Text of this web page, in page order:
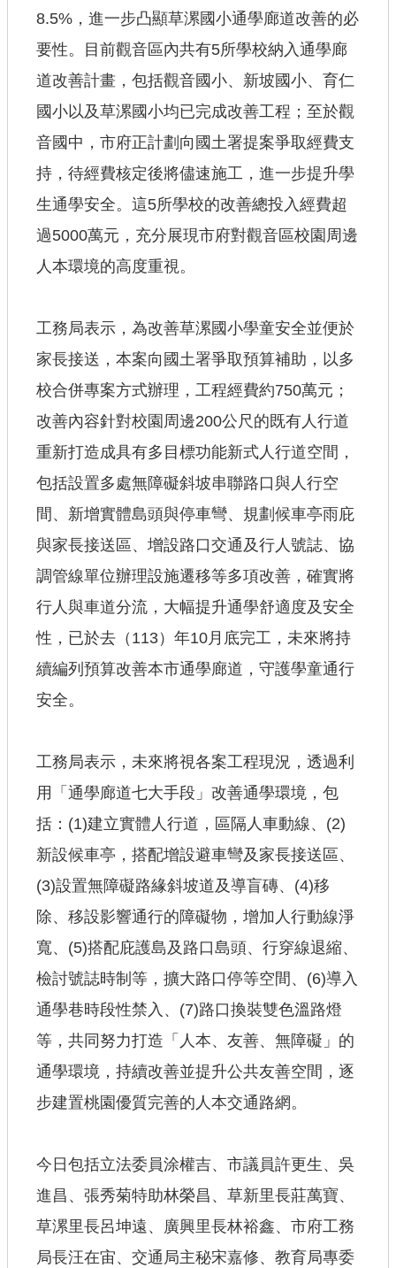
8.5%，進一步凸顯草漯國小通學廊道改善的必
要性。目前觀音區內共有5所學校納入通學廊
道改善計畫，包括觀音國小、新坡國小、育仁
國小以及草漯國小均已完成改善工程；至於觀
音國中，市府正計劃向國土署提案爭取經費支
持，待經費核定後將儘速施工，進一步提升學
生通學安全。這5所學校的改善總投入經費超
過5000萬元，充分展現市府對觀音區校園周邊
人本環境的高度重視。
工務局表示，為改善草漯國小學童安全並便於
家長接送，本案向國土署爭取預算補助，以多
校合併專案方式辦理，工程經費約750萬元；
改善內容針對校園周邊200公尺的既有人行道
重新打造成具有多目標功能新式人行道空間，
包括設置多處無障礙斜坡串聯路口與人行空
間、新增實體島頭與停車彎、規劃候車亭雨庇
與家長接送區、增設路口交通及行人號誌、協
調管線單位辦理設施遷移等多項改善，確實將
行人與車道分流，大幅提升通學舒適度及安全
性，已於去（113）年10月底完工，未來將持
續編列預算改善本市通學廊道，守護學童通行
安全。
工務局表示，未來將視各案工程現況，透過利
用「通學廊道七大手段」改善通學環境，包
括：(1)建立實體人行道，區隔人車動線、(2)
新設候車亭，搭配增設避車彎及家長接送區、
(3)設置無障礙路緣斜坡道及導盲磚、(4)移
除、移設影響通行的障礙物，增加人行動線淨
寬、(5)搭配庇護島及路口島頭、行穿線退縮、
檢討號誌時制等，擴大路口停等空間、(6)導入
通學巷時段性禁入、(7)路口換裝雙色溫路燈
等，共同努力打造「人本、友善、無障礙」的
通學環境，持續改善並提升公共友善空間，逐
步建置桃園優質完善的人本交通路網。
今日包括立法委員涂權吉、市議員許更生、吳
進昌、張秀菊特助林榮昌、草新里長莊萬寶、
草漯里長呂坤遠、廣興里長林裕鑫、市府工務
局長汪在宙、交通局主秘宋嘉修、教育局專委